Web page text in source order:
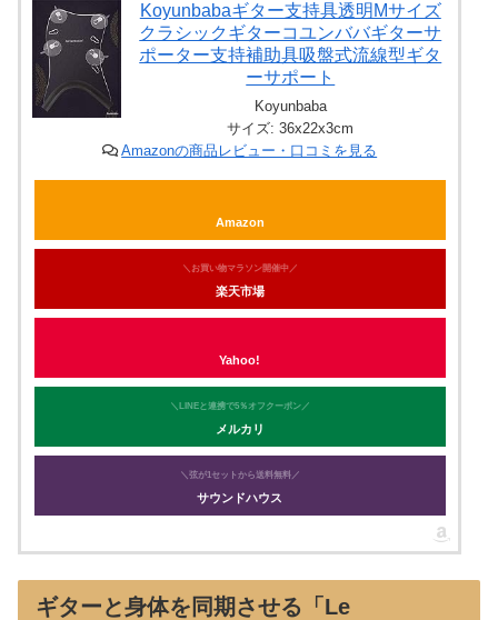
Koyunbabaギター支持具透明Mサイズ
クラシックギターコユンババギターサ
ポーター支持補助具吸盤式流線型ギタ
ーサポート
Koyunbaba
サイズ: 36x22x3cm
Amazonの商品レビュー・口コミを見る
Amazon
＼お買い物マラソン開催中／
楽天市場
Yahoo!
＼LINEと連携で5％オフクーポン／
メルカリ
＼弦が1セットから送料無料／
サウンドハウス
ギターと身体を同期させる「Le